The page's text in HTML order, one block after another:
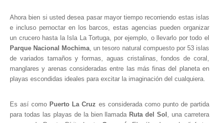
Ahora bien si usted desea pasar mayor tiempo recorriendo estas islas
e incluso pernoctar en los barcos, estas agencias pueden organizar
un crucero hasta la Isla La Tortuga, por ejemplo, o llevarlo por todo el
Parque Nacional Mochima , un tesoro natural compuesto por 53 islas
de variados tamaños y formas, aguas cristalinas, fondos de coral,
manglares y arenas consideradas entre las más finas del planeta en
playas escondidas ideales para excitar la imaginación del cualquiera.
Es así como Puerto La Cruz es considerada como punto de partida
para todas las playas de la bien llamada Ruta del Sol , una carretera